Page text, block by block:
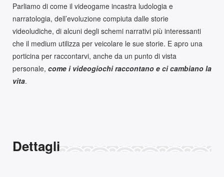
Parliamo di come il videogame incastra ludologia e
narratologia, dell’evoluzione compiuta dalle storie
videoludiche, di alcuni degli schemi narrativi più interessanti
che il medium utilizza per veicolare le sue storie. E apro una
porticina per raccontarvi, anche da un punto di vista
personale, come i videogiochi raccontano e ci cambiano la
vita.
Dettagli